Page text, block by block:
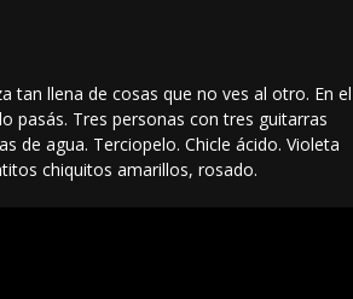
tan llena de cosas que no ves al otro. En el
pasás. Tres personas con tres guitarras
de agua. Terciopelo. Chicle ácido. Violeta
chiquitos amarillos, rosado.